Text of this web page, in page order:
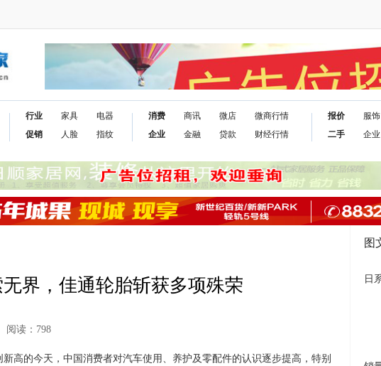
行业
促销
家具
人脸
电器
指纹
消费
企业
商讯
金融
微店
贷款
微商行情
财经行情
报价
二手
服饰
企业
界，佳通轮胎斩获多项殊荣
阅读：798
的今天，中国消费者对汽车使用、养护及零配件的认识逐步提高，特别
图
日